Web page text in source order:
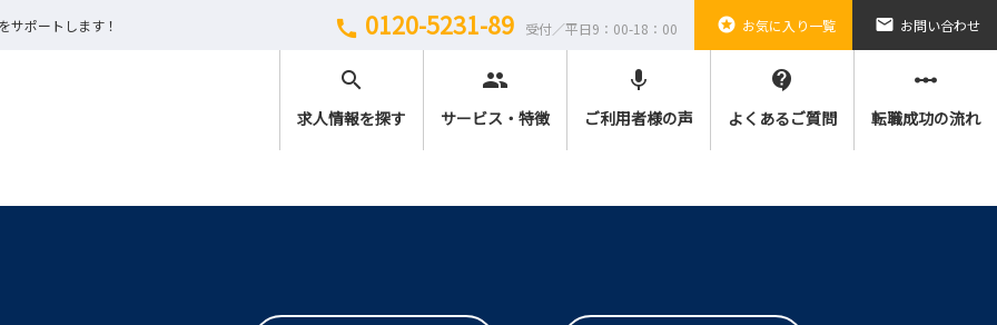
サポートします！ call 0120-5231-89 受付／平日9：00-18：00 stars お気に入り一覧 email お問い合わせ
search
求人情報を探す
people
サービス・特徴
mic
ご利用者様の声
contact_support
よくあるご質問
linear_scale
転職成功の流れ